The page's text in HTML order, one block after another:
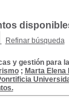
Refinar búsqueda
y gestión para
; Marta Elena